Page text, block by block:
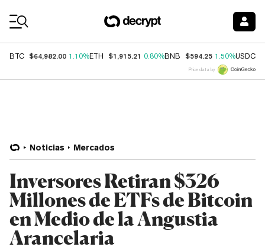
BTC $64,982.00 1.10%ETH $1,915.21 0.80%BNB $594.25 1.50%USDC
Price data by
Noticias Mercados
Inversores Retiran $326
Millones de ETFs de Bitcoin
en Medio de la Angustia
Arancelaria